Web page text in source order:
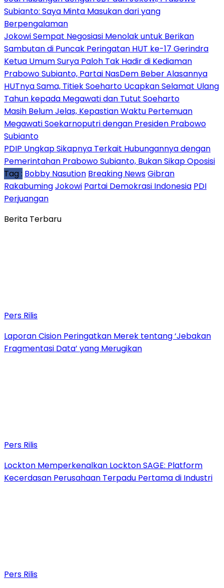
Subianto: Saya Minta Masukan dari yang
Berpengalaman
Jokowi Sempat Negosiasi Menolak untuk Berikan
Sambutan di Puncak Peringatan HUT ke-17 Gerindra
Ketua Umum Surya Paloh Tak Hadir di Kediaman
Prabowo Subianto, Partai NasDem Beber Alasannya
HUTnya Sama, Titiek Soeharto Ucapkan Selamat Ulang
Tahun kepada Megawati dan Tutut Soeharto
Masih Belum Jelas, Kepastian Waktu Pertemuan
Megawati Soekarnoputri dengan Presiden Prabowo
Subianto
PDIP Ungkap Sikapnya Terkait Hubungannya dengan
Pemerintahan Prabowo Subianto, Bukan Sikap Oposisi
Tag : Bobby Nasution Breaking NewsGibran
RakabumingJokowi Partai Demokrasi Indonesia PDI
Perjuangan
Berita Terbaru
Pers Rilis
Laporan Cision Peringatkan Merek tentang ‘Jebakan
Fragmentasi Data’ yang Merugikan
Pers Rilis
Lockton Memperkenalkan Lockton SAGE: Platform
Kecerdasan Perusahaan Terpadu Pertama di Industri
Pers Rilis